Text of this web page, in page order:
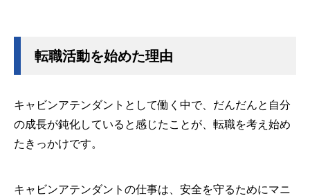
転職活動を始めた理由
キャビンアテンダントとして働く中で、だんだんと自分
の成長が鈍化していると感じたことが、転職を考え始め
たきっかけです。
キャビンアテンダントの仕事は、安全を守るためにマニ